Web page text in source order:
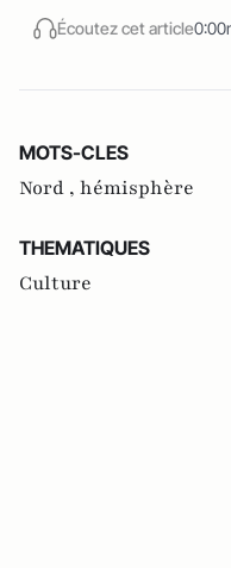
Écoutez cet article
MOTS-CLES
Nord , hémisphère
THEMATIQUES
Culture